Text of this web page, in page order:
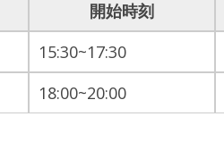
開始時刻
15:30~17:30
18:00~20:00